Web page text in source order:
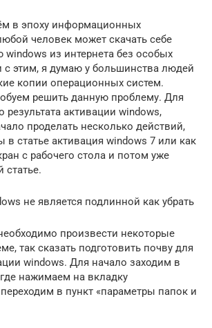
в эпоху информационных
человек может скачать себе
windows из интернета без особых
с этим, я думаю у большинства людей
копии операционных систем.
решить данную проблему. Для
результата активации windows,
проделать несколько действий,
в статье активация windows 7 или как
с рабочего стола и потом уже
статье.
не является подлинной как убрать
произвести некоторые
так сказать подготовить почву для
windows. Для начало заходим в
нажимаем на вкладку
в пункт «параметры папок и